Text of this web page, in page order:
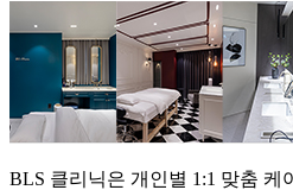
BLS 클리닉은 개인별 1:1 맞춤 케